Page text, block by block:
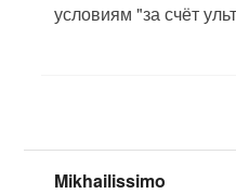
условиям "за счёт
Mikhailissimo